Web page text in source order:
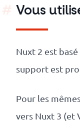
Vous
Nuxt 2 est
support est
Pour les
vers Nuxt 3 (et